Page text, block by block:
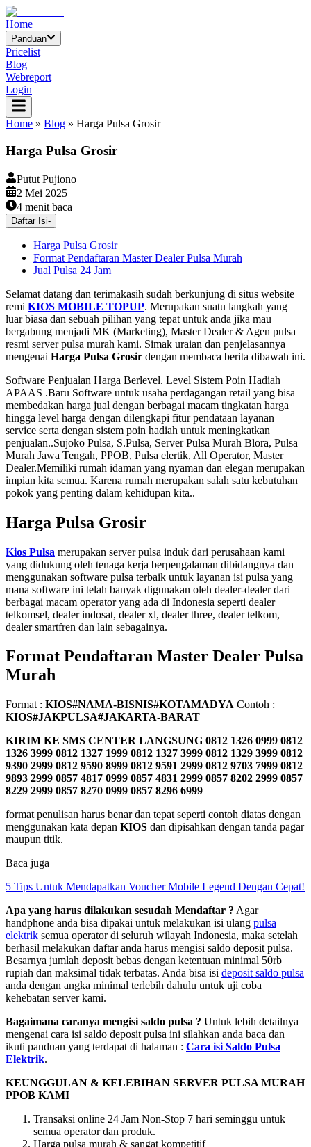
Home
Panduan
Pricelist
Blog
Webreport
Login
Home » Blog » Harga Pulsa Grosir
Harga Pulsa Grosir
Putut Pujiono
2 Mei 2025
4 menit baca
Daftar Isi-
Harga Pulsa Grosir
Format Pendaftaran Master Dealer Pulsa Murah
Jual Pulsa 24 Jam
Selamat datang dan terimakasih sudah berkunjung di situs website
remi KIOS MOBILE TOPUP. Merupakan suatu langkah yang
luar biasa dan sebuah pilihan yang tepat untuk anda jika mau
bergabung menjadi MK (Marketing), Master Dealer & Agen pulsa
resmi server pulsa murah kami. Simak uraian dan penjelasannya
mengenai Harga Pulsa Grosir dengan membaca berita dibawah ini.
Software Penjualan Harga Berlevel. Level Sistem Poin Hadiah
APAAS .Baru Software untuk usaha perdagangan retail yang bisa
membedakan harga jual dengan berbagai macam tingkatan harga
hingga level harga dengan dilengkapi fitur pendataan layanan
service serta dengan sistem poin hadiah untuk meningkatkan
penjualan..Sujoko Pulsa, S.Pulsa, Server Pulsa Murah Blora, Pulsa
Murah Jawa Tengah, PPOB, Pulsa elertik, All Operator, Master
Dealer.Memiliki rumah idaman yang nyaman dan elegan merupakan
impian kita semua. Karena rumah merupakan salah satu kebutuhan
pokok yang penting dalam kehidupan kita..
Harga Pulsa Grosir
Kios Pulsa merupakan server pulsa induk dari perusahaan kami
yang didukung oleh tenaga kerja berpengalaman dibidangnya dan
menggunakan software pulsa terbaik untuk layanan isi pulsa yang
mana software ini telah banyak digunakan oleh dealer-dealer dari
berbagai macam operator yang ada di Indonesia seperti dealer
telkomsel, dealer indosat, dealer xl, dealer three, dealer telkom,
dealer smartfren dan lain sebagainya.
Format Pendaftaran Master Dealer Pulsa
Murah
Format : KIOS#NAMA-BISNIS#KOTAMADYA Contoh :
KIOS#JAKPULSA#JAKARTA-BARAT
KIRIM KE SMS CENTER LANGSUNG 0812 1326 0999 0812
1326 3999 0812 1327 1999 0812 1327 3999 0812 1329 3999 0812
9390 2999 0812 9590 8999 0812 9591 2999 0812 9703 7999 0812
9893 2999 0857 4817 0999 0857 4831 2999 0857 8202 2999 0857
8229 2999 0857 8270 0999 0857 8296 6999
format penulisan harus benar dan tepat seperti contoh diatas dengan
menggunakan kata depan KIOS dan dipisahkan dengan tanda pagar
maupun titik.
Baca juga
5 Tips Untuk Mendapatkan Voucher Mobile Legend Dengan Cepat!
Apa yang harus dilakukan sesudah Mendaftar ? Agar
handphone anda bisa dipakai untuk melakukan isi ulang pulsa
elektrik semua operator di seluruh wilayah Indonesia, maka setelah
berhasil melakukan daftar anda harus mengisi saldo deposit pulsa.
Besarnya jumlah deposit bebas dengan ketentuan minimal 50rb
rupiah dan maksimal tidak terbatas. Anda bisa isi deposit saldo pulsa
anda dengan angka minimal terlebih dahulu untuk uji coba
kehebatan server kami.
Bagaimana caranya mengisi saldo pulsa ? Untuk lebih detailnya
mengenai cara isi saldo deposit pulsa ini silahkan anda baca dan
ikuti panduan yang terdapat di halaman : Cara isi Saldo Pulsa
Elektrik.
KEUNGGULAN & KELEBIHAN SERVER PULSA MURAH
PPOB KAMI
Transaksi online 24 Jam Non-Stop 7 hari seminggu untuk
semua operator dan produk.
Harga pulsa murah & sangat kompetitif